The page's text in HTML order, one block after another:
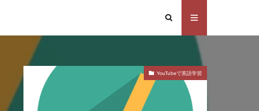
YouTubeで英語学習